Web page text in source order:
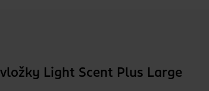
Light Scent Plus Large